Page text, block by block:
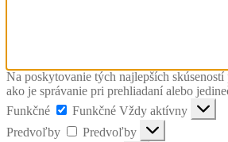
Na poskytovanie tých najlepších
ako je správanie pri prehliadaní alebo
Funkčné
Funkčné Vždy aktívny
Predvoľby
Predvoľby